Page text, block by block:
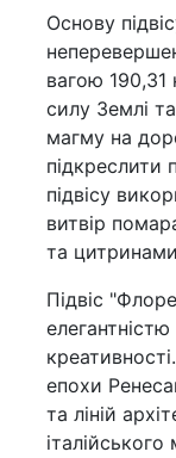
Основу
вагою
силу Землі
магму на
підкреслити
підвісу
витвір
та
Підвіс
епохи
та ліній